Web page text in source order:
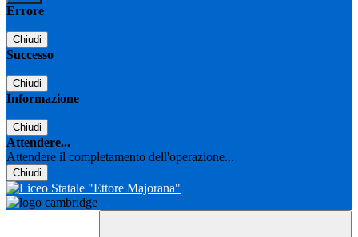
Errore
Chiudi
Successo
Chiudi
Informazione
Chiudi
Attendere...
Attendere il completamento dell'operazione...
Chiudi